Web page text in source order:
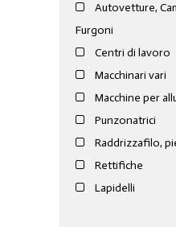
Autovetture,
Furgoni
Centri di lavoro
Macchinari vari
Macchine per
Punzonatrici
Raddrizzafilo,
Rettifiche
Lapidelli